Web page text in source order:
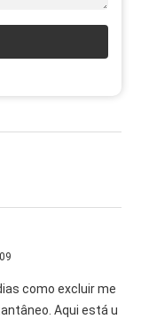
como excluir me
Aqui está u